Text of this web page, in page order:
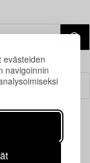
evästeiden
navigoinnin